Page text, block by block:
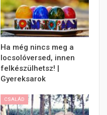
Ha még nincs meg a
locsolóversed, innen
felkészülhetsz! |
Gyereksarok
CSALÁD